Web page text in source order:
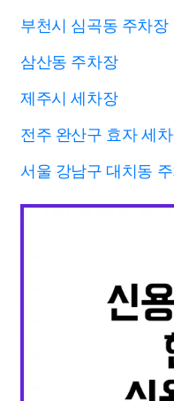
부천시 심곡동 주차장
삼산동 주차장
제주시 세차장
전주 완산구 효자 세
서울 강남구 대치동